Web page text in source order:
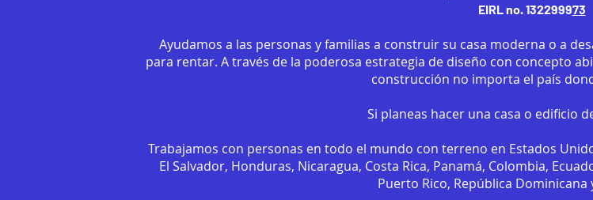
EIRL no. 132299973
Ayudamos a las personas y familias a construir su casa moderna o a
para rentar. A través de la poderosa estrategia de diseño con concepto
construcción no importa el país
Si planeas hacer una casa o edificio
Trabajamos con personas en todo el mundo con terreno en Estados
El Salvador, Honduras, Nicaragua, Costa Rica, Panamá, Colombia,
Puerto Rico, República Dominicana